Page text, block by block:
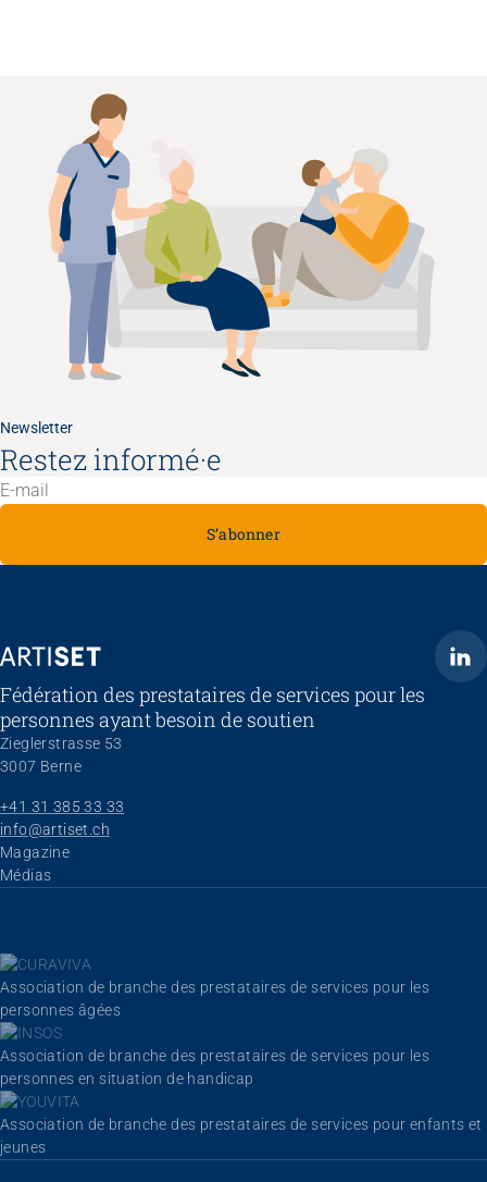
Newsletter
Restez informé·e
S’abonner
ARTISET
Fédération des prestataires de services pour les
personnes ayant besoin de soutien
Zieglerstrasse 53
3007 Berne
+41 31 385 33 33
info@artiset.ch
Aller au contenu
Magazine
Médias
Association de branche des prestataires de services pour les
personnes âgées
Association de branche des prestataires de services pour les
personnes en situation de handicap
Association de branche des prestataires de services pour enfants et
jeunes